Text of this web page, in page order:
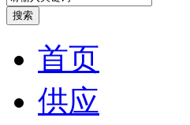
首页
供应